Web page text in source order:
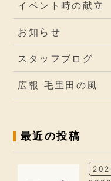
イベント時の献立
お知らせ
スタッフブログ
広報 毛里田の風
最近の投稿